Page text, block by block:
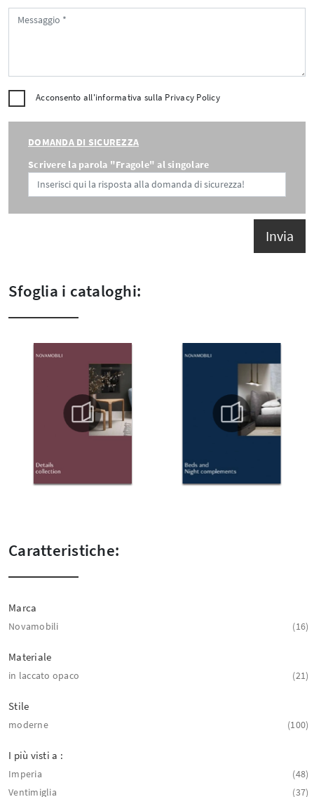
Acconsento all'informativa sulla Privacy Policy
DOMANDA DI SICUREZZA
Scrivere la parola "Fragole" al singolare
Invia
Sfoglia i cataloghi:
Caratteristiche:
Marca
Novamobili 16
Materiale
in laccato opaco 21
Stile
moderne 100
I più visti a :
Imperia
48
Ventimiglia
37